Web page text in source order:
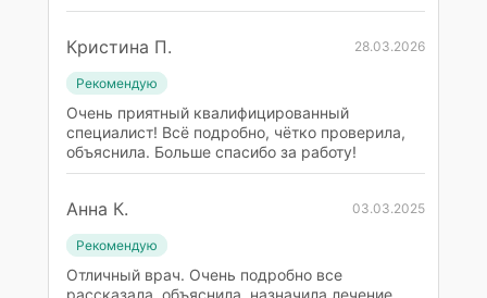
Кристина П. 28.03.2026
Рекомендую
Очень приятный квалифицированный
специалист! Всё подробно, чётко проверила,
объяснила. Больше спасибо за работу!
Анна К. 03.03.2025
Рекомендую
Отличный врач. Очень подробно все
рассказала, объяснила, назначила лечение.